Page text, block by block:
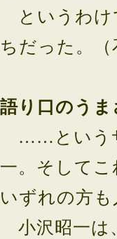
というわけ
ちだった。
語り口のう
……という
一。そして
いずれの方
小沢昭一は